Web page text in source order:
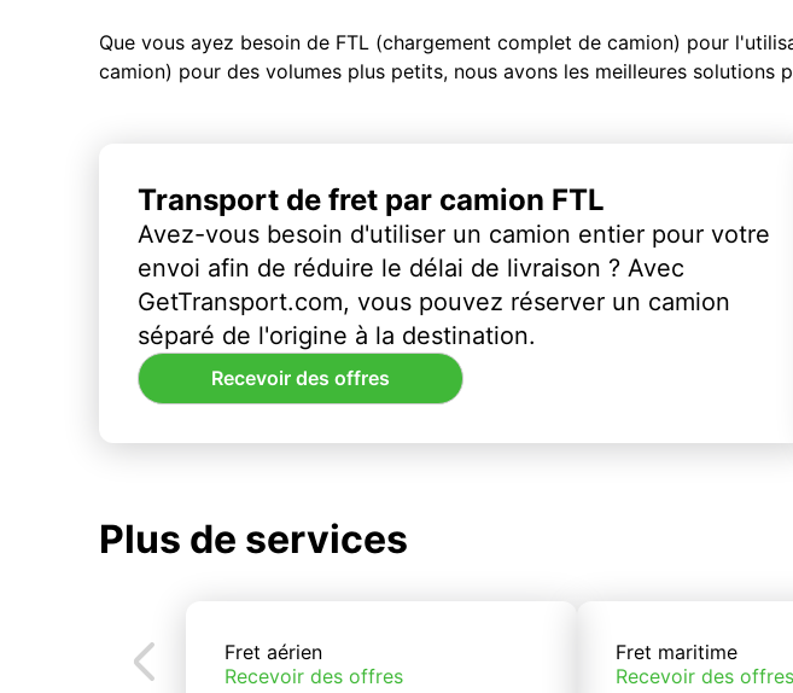
Que vous ayez besoin de FTL (chargement complet de camion) pour
camion) pour des volumes plus petits, nous avons les meilleures solutions
Transport de fret par camion FTL
Avez-vous besoin d'utiliser un camion entier pour votre
envoi afin de réduire le délai de livraison ? Avec
GetTransport.com, vous pouvez réserver un camion
séparé de l'origine à la destination.
Recevoir des offres
Plus de services
Fret aérien
Recevoir des offres
Fret maritime
Recevoir des offres